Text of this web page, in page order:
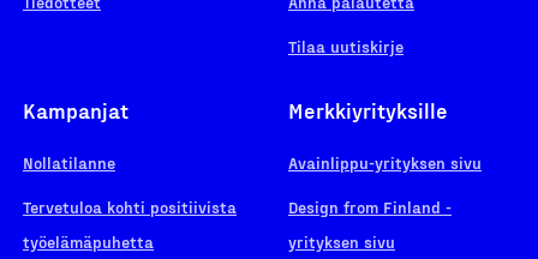
Tilaa uutiskirje
Kampanjat
Nollatilanne
Tervetuloa kohti positiivista
työelämäpuhetta
Merkkiyrityksille
Avainlippu-yrityksen sivu
Design from Finland -
yrityksen sivu